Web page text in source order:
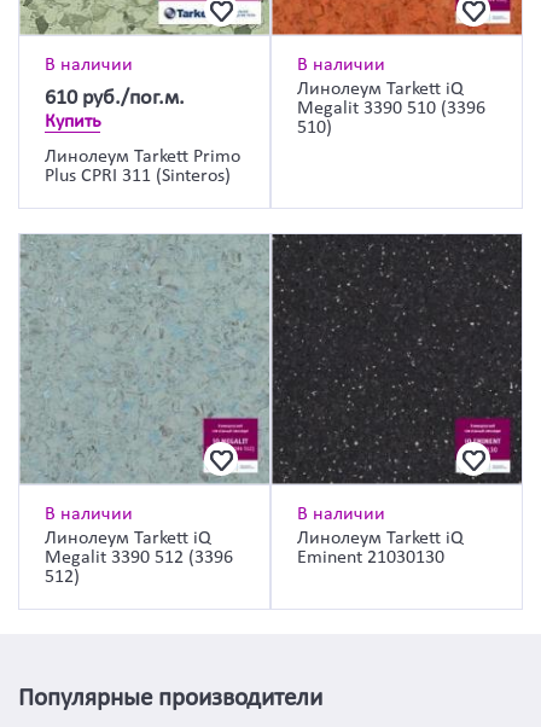
В наличии
610 руб./пог.м.
Купить
Линолеум Tarkett Primo
Plus CPRI 311 (Sinteros)
В наличии
Линолеум Tarkett iQ
Megalit 3390 510 (3396
510)
В наличии
Линолеум Tarkett iQ
Megalit 3390 512 (3396
512)
В наличии
Линолеум Tarkett iQ
Eminent 21030130
Популярные производители